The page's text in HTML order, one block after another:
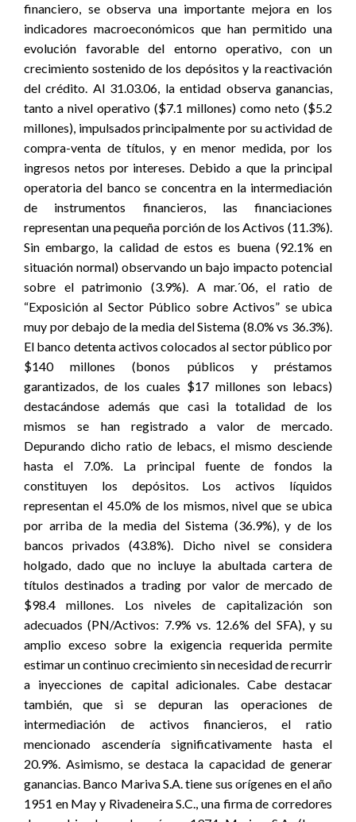
financiero, se observa una importante mejora en los
indicadores macroeconómicos que han permitido una
evolución favorable del entorno operativo, con un
crecimiento sostenido de los depósitos y la reactivación
del crédito. Al 31.03.06, la entidad observa ganancias,
tanto a nivel operativo ($7.1 millones) como neto ($5.2
millones), impulsados principalmente por su actividad de
compra-venta de títulos, y en menor medida, por los
ingresos netos por intereses. Debido a que la principal
operatoria del banco se concentra en la intermediación
de instrumentos financieros, las financiaciones
representan una pequeña porción de los Activos (11.3%).
Sin embargo, la calidad de estos es buena (92.1% en
situación normal) observando un bajo impacto potencial
sobre el patrimonio (3.9%). A mar.´06, el ratio de
“Exposición al Sector Público sobre Activos” se ubica
muy por debajo de la media del Sistema (8.0% vs 36.3%).
El banco detenta activos colocados al sector público por
$140 millones (bonos públicos y préstamos
garantizados, de los cuales $17 millones son lebacs)
destacándose además que casi la totalidad de los
mismos se han registrado a valor de mercado.
Depurando dicho ratio de lebacs, el mismo desciende
hasta el 7.0%. La principal fuente de fondos la
constituyen los depósitos. Los activos líquidos
representan el 45.0% de los mismos, nivel que se ubica
por arriba de la media del Sistema (36.9%), y de los
bancos privados (43.8%). Dicho nivel se considera
holgado, dado que no incluye la abultada cartera de
títulos destinados a trading por valor de mercado de
$98.4 millones. Los niveles de capitalización son
adecuados (PN/Activos: 7.9% vs. 12.6% del SFA), y su
amplio exceso sobre la exigencia requerida permite
estimar un continuo crecimiento sin necesidad de recurrir
a inyecciones de capital adicionales. Cabe destacar
también, que si se depuran las operaciones de
intermediación de activos financieros, el ratio
mencionado ascendería significativamente hasta el
20.9%. Asimismo, se destaca la capacidad de generar
ganancias. Banco Mariva S.A. tiene sus orígenes en el año
1951 en May y Rivadeneira S.C., una firma de corredores